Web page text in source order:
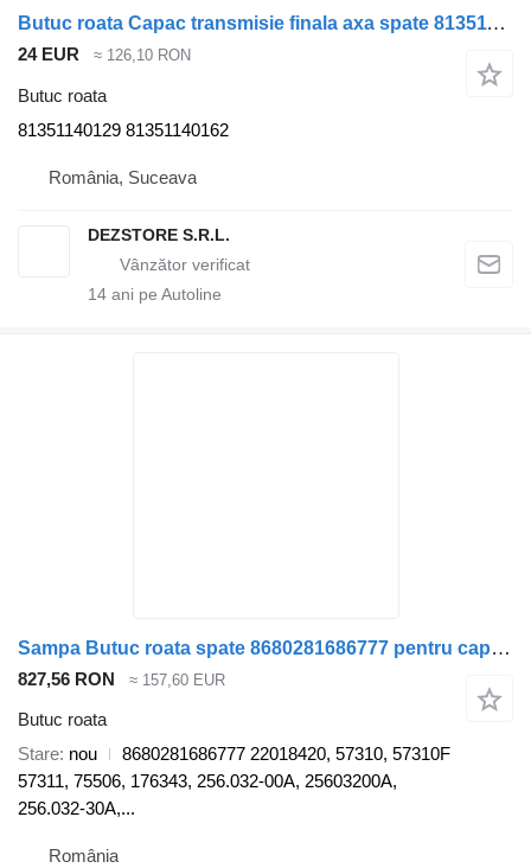
Butuc roata Capac transmisie finala axa spate 81351140129 pentru cap tractor MAN TGS
24 EUR ≈ 126,10 RON
Butuc roata
81351140129 81351140162
România, Suceava
DEZSTORE S.R.L.
14 ani pe Autoline
Sampa Butuc roata spate 8680281686777 pentru cap tractor Volvo RVI
827,56 RON ≈ 157,60 EUR
Butuc roata
Stare nou
8680281686777 22018420, 57310, 57310F
57311, 75506, 176343, 256.032-00A, 25603200A,
256.032-30A,...
România